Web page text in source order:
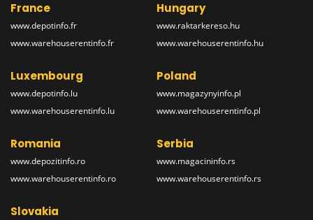
France
www.depotinfo.fr
www.warehouserentinfo.fr
Hungary
www.raktarkereso.hu
www.warehouserentinfo.hu
Luxembourg
www.depotinfo.lu
www.warehouserentinfo.lu
Poland
www.magazynyinfo.pl
www.warehouserentinfo.pl
Romania
www.depozitinfo.ro
www.warehouserentinfo.ro
Serbia
www.magacininfo.rs
www.warehouserentinfo.rs
Slovakia